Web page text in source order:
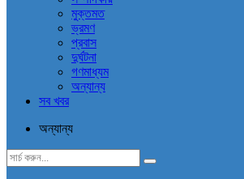
মুক্তমত
ভ্রমণ
প্রবাস
দুর্ঘটনা
গণমাধ্যম
অন্যান্য
সব খবর
অন্যান্য